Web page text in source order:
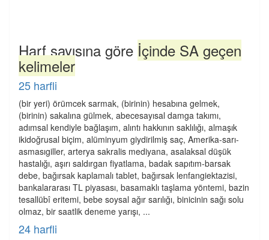
Harf sayısına göre İçinde SA geçen
kelimeler
25 harfli
(bir yeri) örümcek sarmak, (birinin) hesabına gelmek,
(birinin) sakalına gülmek, abecesayısal damga takımı,
adımsal kendiyle bağlaşım, alıntı hakkının saklılığı, almaşık
ikidoğrusal biçim, alüminyum giydirilmiş saç, Amerika-sarı-
asmasıgiller, arterya sakralis mediyana, asalaksal düşük
hastalığı, aşırı saldırgan fiyatlama, badak sapıtım-barsak
debe, bağırsak kaplamalı tablet, bağırsak lenfangiektazisi,
bankalararası TL piyasası, basamaklı taşlama yöntemi, bazin
tesallübî eritemi, bebe soysal ağır sarılığı, binicinin sağı solu
olmaz, bir saatlik deneme yarışı, ...
24 harfli